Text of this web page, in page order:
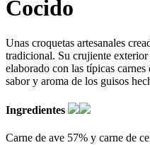
Cocido
Unas croquetas artesanales
tradicional. Su crujiente
elaborado con las típicas
sabor y aroma de los guisos
Ingredientes
Carne de ave 57% y carne de